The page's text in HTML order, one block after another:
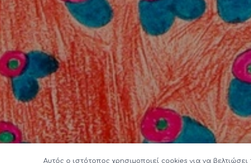
Αυτός ο ιστότοπος χρησιμοποιεί cookies για να